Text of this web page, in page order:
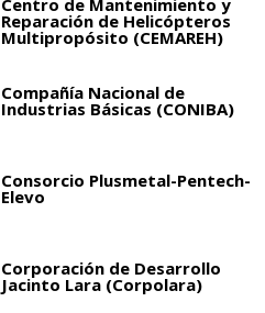
Reparación de Helicópteros
Multipropósito (CEMAREH)
Compañía Nacional de
Industrias Básicas (CONIBA)
Consorcio Plusmetal-Pentech-
Elevo
Corporación de Desarrollo
Jacinto Lara (Corpolara)